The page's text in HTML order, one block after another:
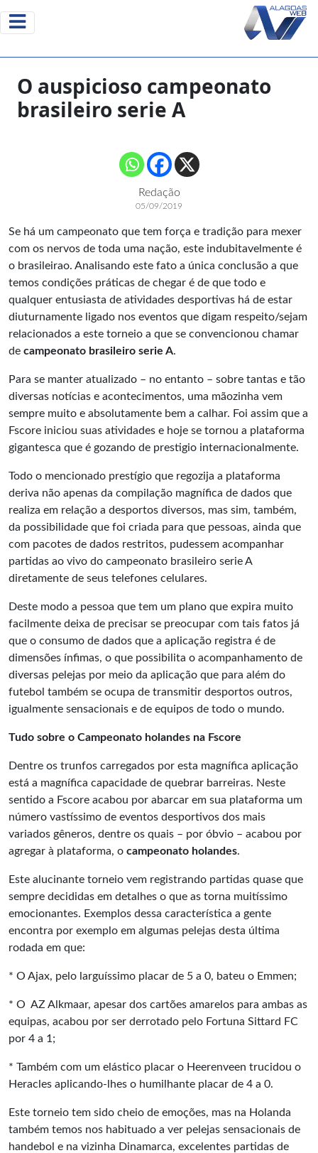
O auspicioso campeonato
brasileiro serie A
Redação
05/09/2019
Se há um campeonato que tem força e tradição para mexer
com os nervos de toda uma nação, este indubitavelmente é
o brasileirao. Analisando este fato a única conclusão a que
temos condições práticas de chegar é de que todo e
qualquer entusiasta de atividades desportivas há de estar
diuturnamente ligado nos eventos que digam respeito/sejam
relacionados a este torneio a que se convencionou chamar
de campeonato brasileiro serie A.
Para se manter atualizado – no entanto – sobre tantas e tão
diversas notícias e acontecimentos, uma mãozinha vem
sempre muito e absolutamente bem a calhar. Foi assim que a
Fscore iniciou suas atividades e hoje se tornou a plataforma
gigantesca que é gozando de prestigio internacionalmente.
Todo o mencionado prestígio que regozija a plataforma
deriva não apenas da compilação magnífica de dados que
realiza em relação a desportos diversos, mas sim, também,
da possibilidade que foi criada para que pessoas, ainda que
com pacotes de dados restritos, pudessem acompanhar
partidas ao vivo do campeonato brasileiro serie A
diretamente de seus telefones celulares.
Deste modo a pessoa que tem um plano que expira muito
facilmente deixa de precisar se preocupar com tais fatos já
que o consumo de dados que a aplicação registra é de
dimensões ínfimas, o que possibilita o acompanhamento de
diversas pelejas por meio da aplicação que para além do
futebol também se ocupa de transmitir desportos outros,
igualmente sensacionais e de equipos de todo o mundo.
Tudo sobre o Campeonato holandes na Fscore
Dentre os trunfos carregados por esta magnífica aplicação
está a magnífica capacidade de quebrar barreiras. Neste
sentido a Fscore acabou por abarcar em sua plataforma um
número vastíssimo de eventos desportivos dos mais
variados gêneros, dentre os quais – por óbvio – acabou por
agregar à plataforma, o campeonato holandes.
Este alucinante torneio vem registrando partidas quase que
sempre decididas em detalhes o que as torna muitíssimo
emocionantes. Exemplos dessa característica a gente
encontra por exemplo em algumas pelejas desta última
rodada em que:
* O Ajax, pelo larguíssimo placar de 5 a 0, bateu o Emmen;
* O AZ Alkmaar, apesar dos cartões amarelos para ambas as
equipas, acabou por ser derrotado pelo Fortuna Sittard FC
por 4 a 1;
* Também com um elástico placar o Heerenveen trucidou o
Heracles aplicando-lhes o humilhante placar de 4 a 0.
Este torneio tem sido cheio de emoções, mas na Holanda
também temos nos habituado a ver pelejas sensacionais de
handebol e na vizinha Dinamarca, excelentes partidas de